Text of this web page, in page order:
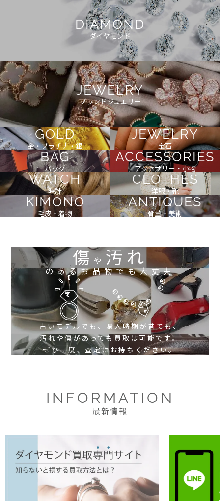
DIAMOND
ダイヤモンド
JEWELRY
ブランドジュエリー
GOLD
金・プラチナ・銀
JEWELRY
宝石
BAG
バッグ
ACCESSORIES
アクセサリー・小物
WATCH
時計
CLOTHES
洋服・靴
KIMONO
毛皮・着物
ANTIQUES
骨董・美術
傷や 汚れ
のあるお品物でも大丈夫
古いモデルでも、購入時期が昔でも、
汚れや傷があっても買取は可能です。
ぜひ一度、査定にお持ちください。
INFORMATION
最新情報